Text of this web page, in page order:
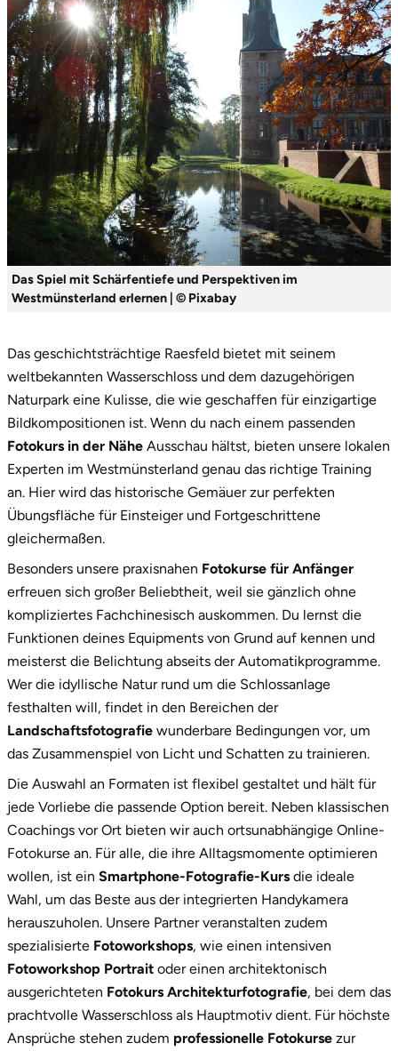
Das Spiel mit Schärfentiefe und Perspektiven im
Westmünsterland erlernen | © Pixabay
Das geschichtsträchtige Raesfeld bietet mit seinem
weltbekannten Wasserschloss und dem dazugehörigen
Naturpark eine Kulisse, die wie geschaffen für einzigartige
Bildkompositionen ist. Wenn du nach einem passenden
Fotokurs in der Nähe Ausschau hältst, bieten unsere lokalen
Experten im Westmünsterland genau das richtige Training
an. Hier wird das historische Gemäuer zur perfekten
Übungsfläche für Einsteiger und Fortgeschrittene
gleichermaßen.
Besonders unsere praxisnahen Fotokurse für Anfänger
erfreuen sich großer Beliebtheit, weil sie gänzlich ohne
kompliziertes Fachchinesisch auskommen. Du lernst die
Funktionen deines Equipments von Grund auf kennen und
meisterst die Belichtung abseits der Automatikprogramme.
Wer die idyllische Natur rund um die Schlossanlage
festhalten will, findet in den Bereichen der
Landschaftsfotografie wunderbare Bedingungen vor, um
das Zusammenspiel von Licht und Schatten zu trainieren.
Die Auswahl an Formaten ist flexibel gestaltet und hält für
jede Vorliebe die passende Option bereit. Neben klassischen
Coachings vor Ort bieten wir auch ortsunabhängige Online-
Fotokurse an. Für alle, die ihre Alltagsmomente optimieren
wollen, ist ein Smartphone-Fotografie-Kurs die ideale
Wahl, um das Beste aus der integrierten Handykamera
herauszuholen. Unsere Partner veranstalten zudem
spezialisierte Fotoworkshops, wie einen intensiven
Fotoworkshop Portrait oder einen architektonisch
ausgerichteten Fotokurs Architekturfotografie, bei dem das
prachtvolle Wasserschloss als Hauptmotiv dient. Für höchste
Ansprüche stehen zudem professionelle Fotokurse zur
Tannheimer Tal
Tegernsee
Teltow-Fläming
Uckermark
Uelzen
Ulm
Viersen
Villingen Schwenningen
Vorpommern-Greifswald
Vorpommern-Rügen
Weimar
Wertach
Wesel
Witten
Würzburg
Zweibrücken
Zwickau
Öhringen